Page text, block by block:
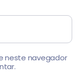
neste navegador